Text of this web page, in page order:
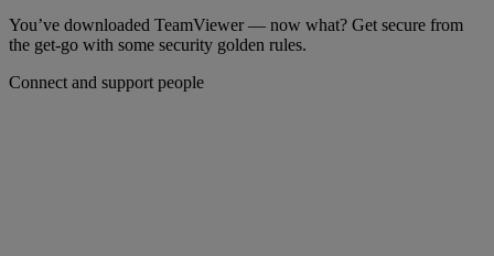
You’ve downloaded TeamViewer — now what? Get secure from
the get-go with some security golden rules.
Connect and support people